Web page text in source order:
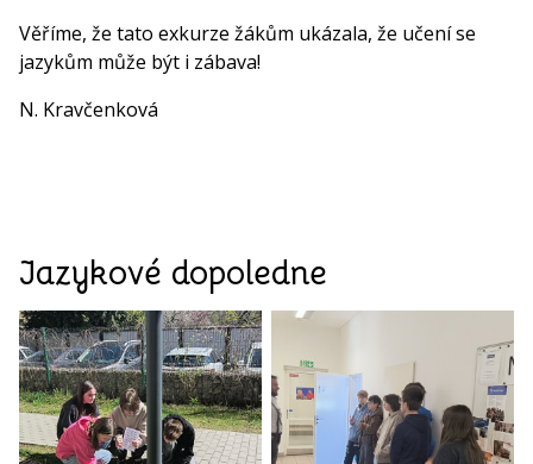
Věříme, že tato exkurze žákům ukázala, že učení se
jazykům může být i zábava!
N. Kravčenková
Jazykové dopoledne